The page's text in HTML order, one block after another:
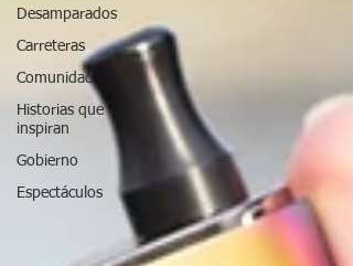
Desamparados
Carreteras
Comunidad
Historias que
inspiran
Gobierno
Espectáculos